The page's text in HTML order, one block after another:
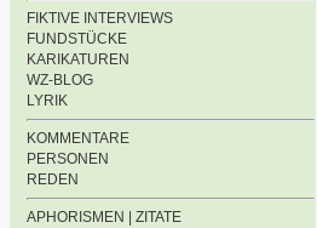
FIKTIVE INTERVIEWS
FUNDSTÜCKE
KARIKATUREN
WZ-BLOG
LYRIK
KOMMENTARE
PERSONEN
REDEN
APHORISMEN | ZITATE